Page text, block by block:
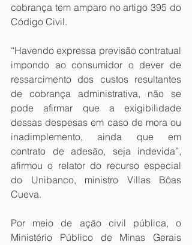
cobrança tem amparo no artigo 395 do
Código Civil.
“Havendo expressa previsão contratual
impondo ao consumidor o dever de
ressarcimento dos custos resultantes
de cobrança administrativa, não se
pode afirmar que a exigibilidade
dessas despesas em caso de mora ou
inadimplemento, ainda que em
contrato de adesão, seja indevida”,
afirmou o relator do recurso especial
do Unibanco, ministro Villas Bôas
Cueva.
Por meio de ação civil pública, o
Ministério Público de Minas Gerais